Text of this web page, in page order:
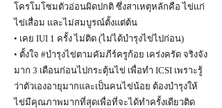
โครโมโซมตัวอ่อนผิดปกติ ซึ่งสาเหตุหลักคือ ไข่แก่
ไข่เสื่อม และไม่สมบูรณ์ตั้งแต่ต้น
• เคย IUI 1 ครั้ง ไม่ติด (ไม่ได้บำรุงไข่ไปก่อน)
• ตั้งใจ #บำรุงไข่ตามคัมภีร์ครูก้อย เคร่งครัด จริงจัง
มาก 3 เดือนก่อนไปกระตุ้นไข่ เพื่อทำ ICSI เพราะรู้
ว่าตัวเองอายุมากและเป็นคนไข่น้อย ต้องบำรุงให้
ไข่มีคุณภาพมากที่สุดเพื่อที่จะได้ทำครั้งเดียวติด